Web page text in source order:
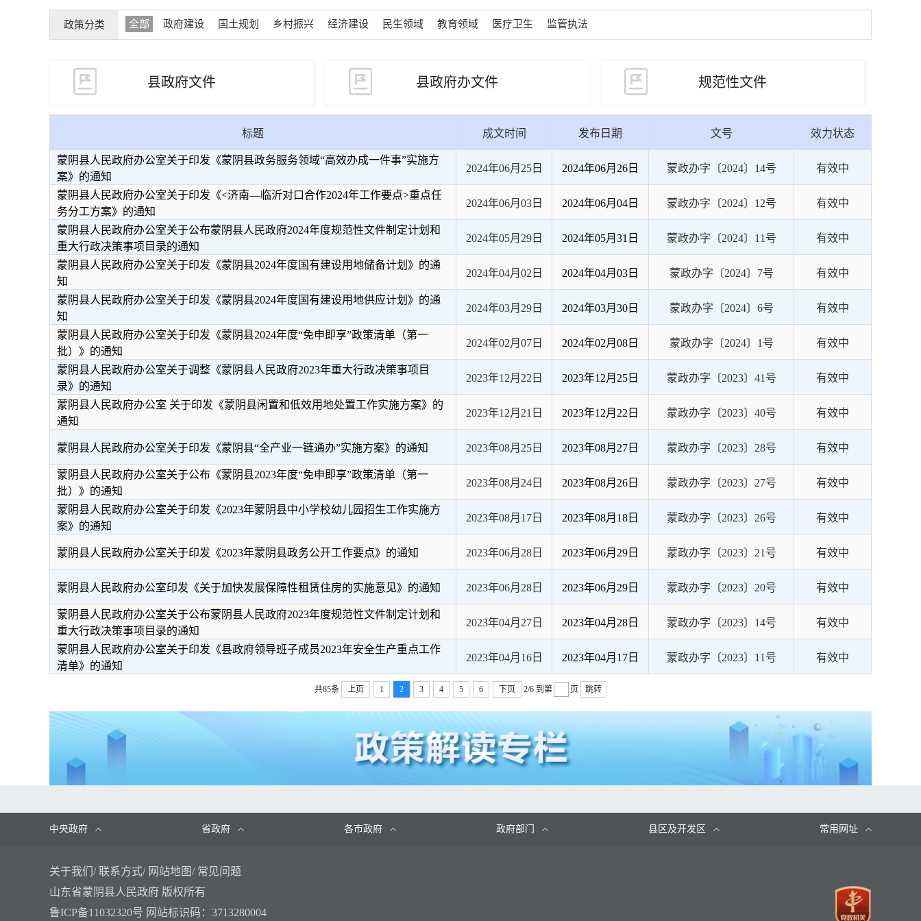
政策分类 全部 政府建设 国土规划 乡村振兴 经济建设 民生领域 教育领域 医疗卫生 监管执法
县政府文件 县政府办文件 规范性文件
标题 成文时间 发布日期 文号 效力状态
蒙阴县人民政府办公室关于印发《蒙阴县政务服务领域“高效办成一件事”实施方
案》的通知
2024年06月25日 2024年06月26日 蒙政办字〔2024〕14号 有效中
蒙阴县人民政府办公室关于印发《<济南—临沂对口合作2024年工作要点>重点任
务分工方案》的通知
2024年06月03日 2024年06月04日 蒙政办字〔2024〕12号 有效中
蒙阴县人民政府办公室关于公布蒙阴县人民政府2024年度规范性文件制定计划和
重大行政决策事项目录的通知
2024年05月29日 2024年05月31日 蒙政办字〔2024〕11号 有效中
蒙阴县人民政府办公室关于印发《蒙阴县2024年度国有建设用地储备计划》的通
知
2024年04月02日 2024年04月03日 蒙政办字〔2024〕7号 有效中
蒙阴县人民政府办公室关于印发《蒙阴县2024年度国有建设用地供应计划》的通
知
2024年03月29日 2024年03月30日 蒙政办字〔2024〕6号 有效中
蒙阴县人民政府办公室关于印发《蒙阴县2024年度“免申即享”政策清单（第一
批）》的通知
2024年02月07日 2024年02月08日 ​蒙政办字〔2024〕1号 有效中
蒙阴县人民政府办公室关于调整《蒙阴县人民政府2023年重大行政决策事项目
录》的通知
2023年12月22日 2023年12月25日 蒙政办字〔2023〕41号 有效中
蒙阴县人民政府办公室 关于印发《蒙阴县闲置和低效用地处置工作实施方案》的
通知
2023年12月21日 2023年12月22日 蒙政办字〔2023〕40号 有效中
蒙阴县人民政府办公室关于印发《蒙阴县“全产业一链通办”实施方案》的通知 2023年08月25日 2023年08月27日 蒙政办字〔2023〕28号 有效中
蒙阴县人民政府办公室关于公布《蒙阴县2023年度“免申即享”政策清单（第一
批）》的通知
2023年08月24日 2023年08月26日 蒙政办字〔2023〕27号 有效中
蒙阴县人民政府办公室关于印发《2023年蒙阴县中小学校幼儿园招生工作实施方
案》的通知
2023年08月17日 2023年08月18日 蒙政办字〔2023〕26号 有效中
蒙阴县人民政府办公室关于印发《2023年蒙阴县政务公开工作要点》的通知 2023年06月28日 2023年06月29日 蒙政办字〔2023〕21号 有效中
蒙阴县人民政府办公室印发《关于加快发展保障性租赁住房的实施意见》的通知 2023年06月28日 2023年06月29日 蒙政办字〔2023〕20号 有效中
蒙阴县人民政府办公室关于公布蒙阴县人民政府2023年度规范性文件制定计划和
重大行政决策事项目录的通知
2023年04月27日 2023年04月28日 蒙政办字〔2023〕14号 有效中
蒙阴县人民政府办公室关于印发《县政府领导班子成员2023年安全生产重点工作
清单》的通知
2023年04月16日 2023年04月17日 蒙政办字〔2023〕11号 有效中
共85条 上页 1 2 3 4 5 6 下页 2/6 到第 页 跳转